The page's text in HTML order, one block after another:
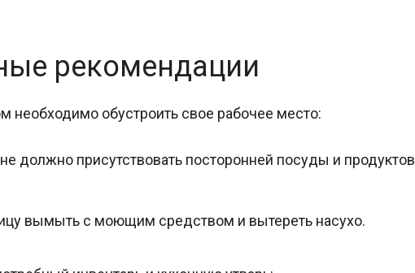
рекомендации
необходимо обустроить свое рабочее место:
должно присутствовать посторонней посуды и продуктов
вымыть с моющим средством и вытереть насухо.